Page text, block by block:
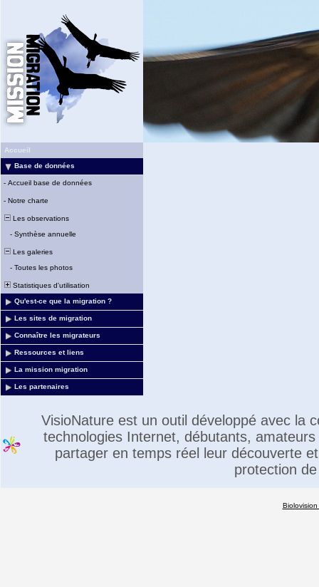
Accueil
Base de données
- Accueil base de données
- Notre charte
Les observations
- Synthèse annuelle
Les galeries
- Toutes les photos
Statistiques d'utilisation
Qu'est-ce que la migration ?
Les sites de migration
Connaître les migrateurs
Ressources et liens
La mission migration
Les partenaires
VisioNature est un outil développé avec la
technologies Internet, débutants,
partager en temps réel leur découverte
protection
Biolovision